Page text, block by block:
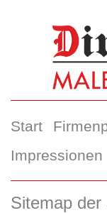
Start
Impressionen
Sitemap der